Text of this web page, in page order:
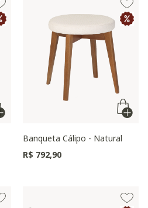
Banqueta Cálipo - Natural
R$ 792,90